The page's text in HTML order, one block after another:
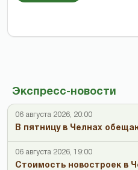
Экспресс-новости
06 августа 2026, 20:00
В пятницу в Челнах
06 августа 2026, 19:00
Стоимость новостроек в